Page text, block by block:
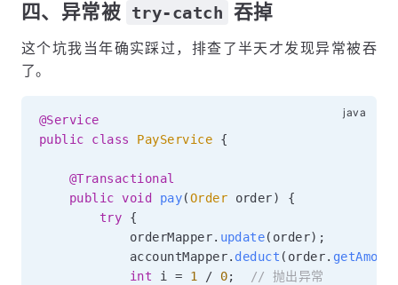
四、异常被 try-catch 吞掉
这个坑我当年确实踩过，排查了半天才发现异常被吞
了。
@Service
public
class PayService {
@Transactional
public void pay(Order order)
{
try
{
            orderMapper
. update( order) ;
            accountMapper
. deduct ( order.
int i = 1 / 0;
// 抛出异常